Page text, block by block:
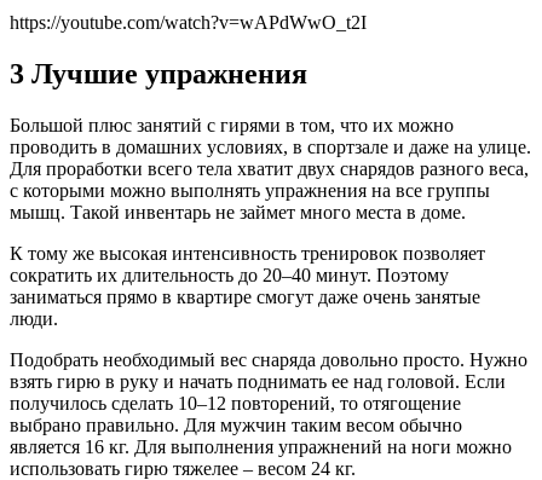
https://youtube.com/watch?v=wAPdWwO_t2I
3 Лучшие упражнения
Большой плюс занятий с гирями в том, что их можно
проводить в домашних условиях, в спортзале и даже на улице.
Для проработки всего тела хватит двух снарядов разного веса,
с которыми можно выполнять упражнения на все группы
мышц. Такой инвентарь не займет много места в доме.
К тому же высокая интенсивность тренировок позволяет
сократить их длительность до 20–40 минут. Поэтому
заниматься прямо в квартире смогут даже очень занятые
люди.
Подобрать необходимый вес снаряда довольно просто. Нужно
взять гирю в руку и начать поднимать ее над головой. Если
получилось сделать 10–12 повторений, то отягощение
выбрано правильно. Для мужчин таким весом обычно
является 16 кг. Для выполнения упражнений на ноги можно
использовать гирю тяжелее – весом 24 кг.